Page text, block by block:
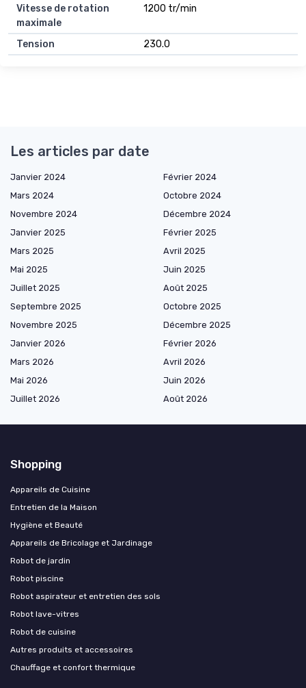
Vitesse de rotation
maximale
1200 tr/min
Tension 230.0
Les articles par date
Janvier 2024
Février 2024
Mars 2024
Octobre 2024
Novembre 2024
Décembre 2024
Janvier 2025
Février 2025
Mars 2025
Avril 2025
Mai 2025
Juin 2025
Juillet 2025
Août 2025
Septembre 2025
Octobre 2025
Novembre 2025
Décembre 2025
Janvier 2026
Février 2026
Mars 2026
Avril 2026
Mai 2026
Juin 2026
Juillet 2026
Août 2026
Shopping
Appareils de Cuisine
Entretien de la Maison
Hygiène et Beauté
Appareils de Bricolage et Jardinage
Robot de jardin
Robot piscine
Robot aspirateur et entretien des sols
Robot lave-vitres
Robot de cuisine
Autres produits et accessoires
Chauffage et confort thermique